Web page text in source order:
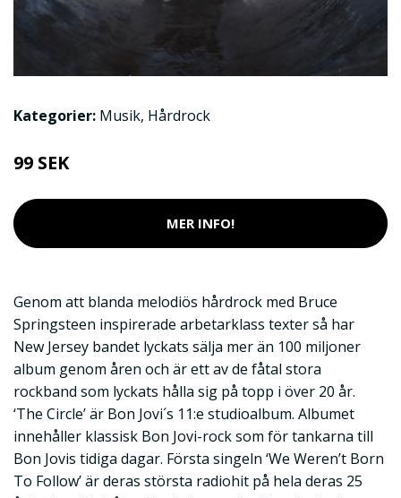
Kategorier: Musik, Hårdrock
99 SEK
MER INFO!
Genom att blanda melodiös hårdrock med Bruce
Springsteen inspirerade arbetarklass texter så har
New Jersey bandet lyckats sälja mer än 100 miljoner
album genom åren och är ett av de fåtal stora
rockband som lyckats hålla sig på topp i över 20 år.
‘The Circle’ är Bon Jovi´s 11:e studioalbum. Albumet
innehåller klassisk Bon Jovi-rock som för tankarna till
Bon Jovis tidiga dagar. Första singeln ‘We Weren’t Born
To Follow’ är deras största radiohit på hela deras 25